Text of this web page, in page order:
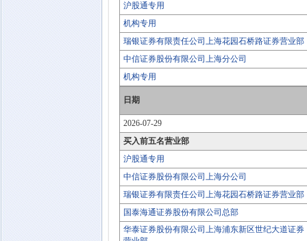
沪股通专用
机构专用
瑞银证券有限责任公司上海花园石桥路证券营业部
中信证券股份有限公司上海分公司
机构专用
日期
2026-07-29
买入前五名营业部
沪股通专用
中信证券股份有限公司上海分公司
瑞银证券有限责任公司上海花园石桥路证券营业部
国泰海通证券股份有限公司总部
华泰证券股份有限公司上海浦东新区世纪大道证券